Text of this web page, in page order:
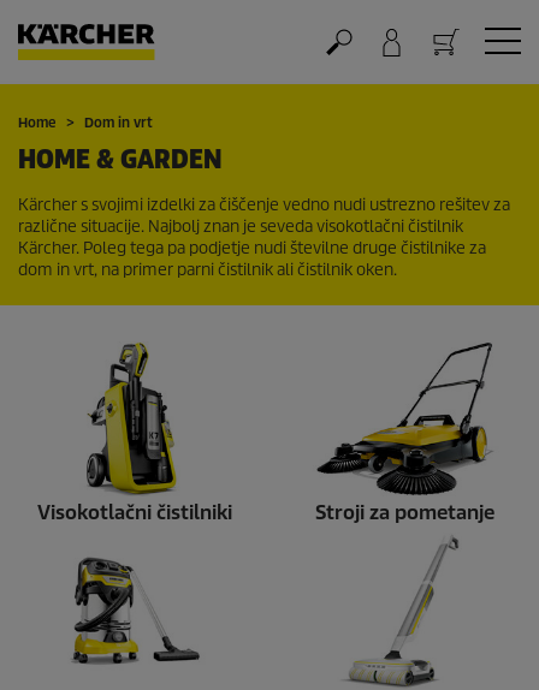
Nakupovalna košarica
Home Dom in vrt
HOME & GARDEN
Kärcher s svojimi izdelki za čiščenje vedno nudi ustrezno rešitev za
različne situacije. Najbolj znan je seveda visokotlačni čistilnik
Kärcher. Poleg tega pa podjetje nudi številne druge čistilnike za
dom in vrt, na primer parni čistilnik ali čistilnik oken.
Visokotlačni čistilniki Stroji za pometanje